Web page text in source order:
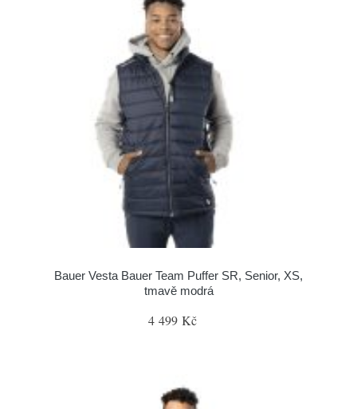
Bauer Vesta Bauer Team Puffer SR, Senior, XS,
tmavě modrá
4 499 Kč